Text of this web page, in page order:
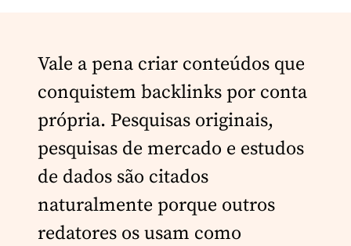
Vale a pena criar conteúdos que
conquistem backlinks por conta
própria. Pesquisas originais,
pesquisas de mercado e estudos
de dados são citados
naturalmente porque outros
redatores os usam como